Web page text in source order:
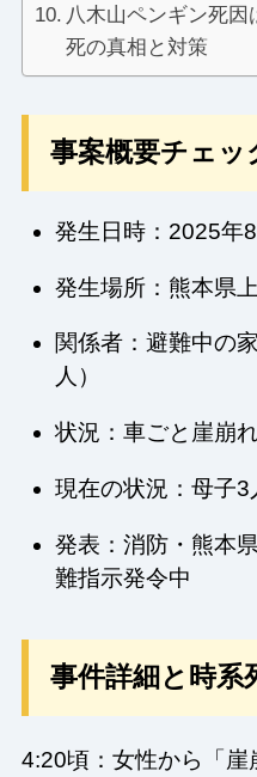
八木山ペンギン死
死の真相と対策
事案概要チェッ
発生日時：2025年
発生場所：熊本県
関係者：避難中の
人）
状況：車ごと崖崩
現在の状況：母子3
発表：消防・熊本
難指示発令中
事件詳細と時系
4:20頃：女性から「